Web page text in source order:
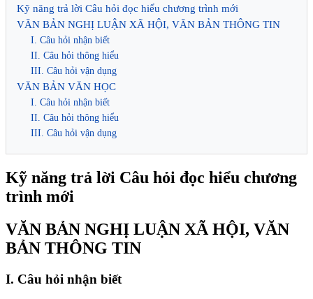
Kỹ năng trả lời Câu hỏi đọc hiểu chương trình mới
VĂN BẢN NGHỊ LUẬN XÃ HỘI, VĂN BẢN THÔNG TIN
I. Câu hỏi nhận biết
II. Câu hỏi thông hiểu
III. Câu hỏi vận dụng
VĂN BẢN VĂN HỌC
I. Câu hỏi nhận biết
II. Câu hỏi thông hiểu
III. Câu hỏi vận dụng
Kỹ năng trả lời Câu hỏi đọc hiểu chương
trình mới
VĂN BẢN NGHỊ LUẬN XÃ HỘI, VĂN
BẢN THÔNG TIN
I. Câu hỏi nhận biết